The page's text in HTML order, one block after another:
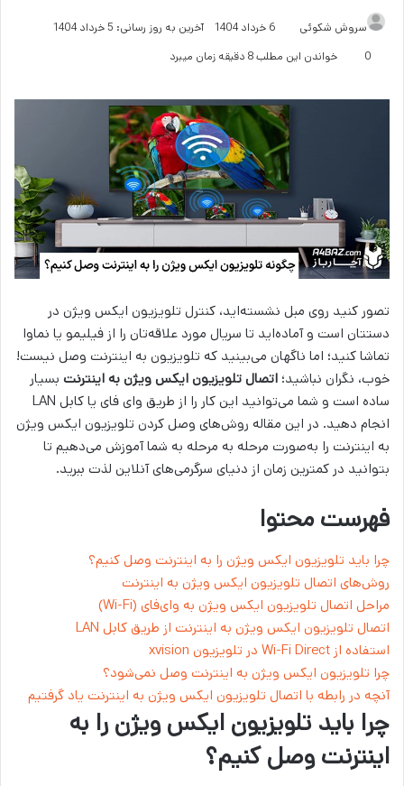
سروش شکوئی 6 خرداد 1404
آخرین به روز رسانی: 5 خرداد 1404
0
خواندن این مطلب 8 دقیقه زمان میبرد
تصور کنید روی مبل نشسته‌اید، کنترل تلویزیون ایکس ویژن در
دستتان است و آماده‌اید تا سریال مورد علاقه‌تان را از فیلیمو یا نماوا
تماشا کنید؛ اما ناگهان می‌بینید که تلویزیون به اینترنت وصل نیست!
خوب، نگران نباشید؛ اتصال تلویزیون ایکس ویژن به اینترنت بسیار
ساده است و شما می‌توانید این کار را از طریق وای فای یا کابل LAN
انجام دهید. در این مقاله روش‌های وصل کردن تلویزیون ایکس ویژن
به اینترنت را به‌صورت مرحله به مرحله به شما آموزش می‌دهیم تا
بتوانید در کمترین زمان از دنیای سرگرمی‌های آنلاین لذت ببرید.
فهرست محتوا
چرا باید تلویزیون ایکس ویژن را به اینترنت وصل کنیم؟
روش‌های اتصال تلویزیون ایکس ویژن به اینترنت
مراحل اتصال تلویزیون ایکس ویژن به وای‌فای (Wi-Fi)
اتصال تلویزیون ایکس ویژن به اینترنت از طریق کابل LAN
استفاده از Wi-Fi Direct در تلویزیون xvision
چرا تلویزیون ایکس ویژن به اینترنت وصل نمی‌شود؟
آنچه در رابطه با اتصال تلویزیون ایکس ویژن به اینترنت یاد گرفتیم
چرا باید تلویزیون ایکس ویژن را به
اینترنت وصل کنیم؟